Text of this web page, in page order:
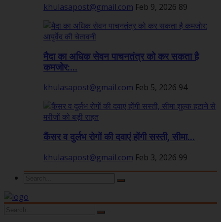
khulasapost@gmail.com Feb 9, 2026 89
मैदा का अधिक सेवन पाचनतंत्र को कर सकता है
कमजोर:...
khulasapost@gmail.com Feb 5, 2026 94
कैंसर व दुर्लभ रोगों की दवाएं होंगी सस्ती, सीमा...
khulasapost@gmail.com Feb 3, 2026 99